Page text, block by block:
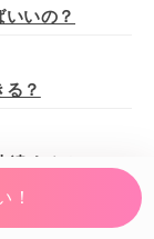
いの？
？
達する？
！